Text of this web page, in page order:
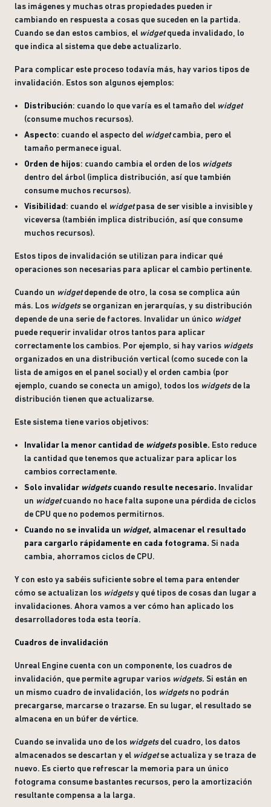
las imágenes y muchas otras propiedades pueden ir
cambiando en respuesta a cosas que suceden en la partida.
Cuando se dan estos cambios, el widgetqueda invalidado, lo
que indica al sistema que debe actualizarlo.
Para complicar este proceso todavía más, hay varios tipos de
invalidación. Estos son algunos ejemplos:
Distribución: cuando lo que varía es el tamaño del widget
(consume muchos recursos).
Aspecto: cuando el aspecto del widgetcambia, pero el
tamaño permanece igual.
Orden de hijos: cuando cambia el orden de los widgets
dentro del árbol (implica distribución, así que también
consume muchos recursos).
Visibilidad: cuando el widgetpasa de ser visible a invisible y
viceversa (también implica distribución, así que consume
muchos recursos).
Estos tipos de invalidación se utilizan para indicar qué
operaciones son necesarias para aplicar el cambio pertinente.
Cuando un widgetdepende de otro, la cosa se complica aún
más. Los widgetsse organizan en jerarquías, y su distribución
depende de una serie de factores. Invalidar un único widget
puede requerir invalidar otros tantos para aplicar
correctamente los cambios. Por ejemplo, si hay varios widgets
organizados en una distribución vertical (como sucede con la
lista de amigos en el panel social) y el orden cambia (por
ejemplo, cuando se conecta un amigo), todos los widgetsde la
distribución tienen que actualizarse.
Este sistema tiene varios objetivos:
Invalidar la menor cantidad de widgetsposible. Esto reduce
la cantidad que tenemos que actualizar para aplicar los
cambios correctamente.
Solo invalidar widgetscuando resulte necesario. Invalidar
un widgetcuando no hace falta supone una pérdida de ciclos
de CPU que no podemos permitirnos.
Cuando no se invalida un widget, almacenar el resultado
para cargarlo rápidamente en cada fotograma. Si nada
cambia, ahorramos ciclos de CPU.
Y con esto ya sabéis suficiente sobre el tema para entender
cómo se actualizan los widgetsy qué tipos de cosas dan lugar a
invalidaciones. Ahora vamos a ver cómo han aplicado los
desarrolladores toda esta teoría.
Cuadros de invalidación
Unreal Engine cuenta con un componente, los cuadros de
invalidación, que permite agrupar varios widgets. Si están en
un mismo cuadro de invalidación, los widgetsno podrán
precargarse, marcarse o trazarse. En su lugar, el resultado se
almacena en un búfer de vértice.
Cuando se invalida uno de los widgetsdel cuadro, los datos
almacenados se descartan y el widgetse actualiza y se traza de
nuevo. Es cierto que refrescar la memoria para un único
fotograma consume bastantes recursos, pero la amortización
resultante compensa a la larga.